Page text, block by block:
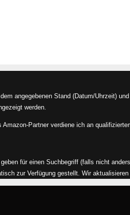
angegebenen Stand (Datum/Uhrzeit)
werden.
Partner verdiene ich an
für einen Suchbegriff (falls nicht
zur Verfügung gestellt. Wir